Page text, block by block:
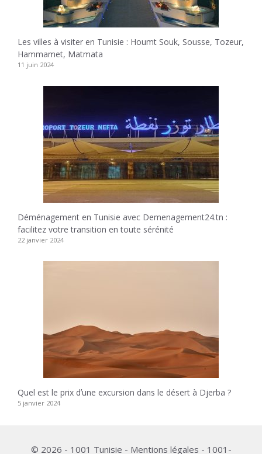
Les villes à visiter en Tunisie : Houmt Souk, Sousse, Tozeur,
Hammamet, Matmata
11 juin 2024
Déménagement en Tunisie avec Demenagement24.tn :
facilitez votre transition en toute sérénité
22 janvier 2024
Quel est le prix dʼune excursion dans le désert à Djerba ?
5 janvier 2024
© 2026 - 1001 Tunisie - Mentions légales - 1001-